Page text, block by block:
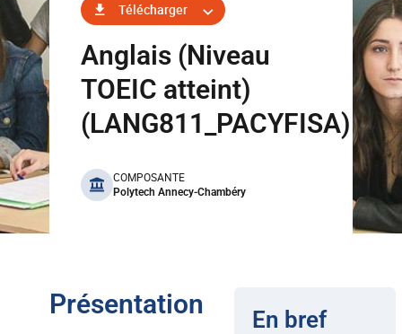
Télécharger
Anglais (Niveau
TOEIC atteint)
(LANG811_PACYFISA)
benefits
COMPOSANTE
Polytech Annecy-Chambéry
Présentation En bref